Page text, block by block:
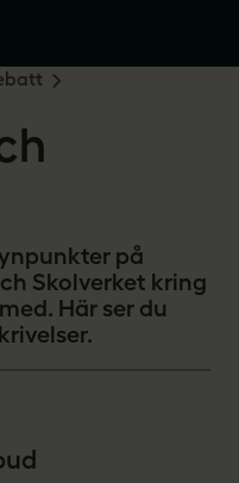
på
Skolverket kring
Här ser du